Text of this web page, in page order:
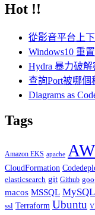
關
Hot !!
從影音平台上
Windows10 重
Hydra 暴力破
查詢Port被哪個
Diagrams as
Tags
Amazon EKS apache
CloudFormation
elasticsearch git Github
macos MSSQL MySQL
ssl Terraform Ubuntu